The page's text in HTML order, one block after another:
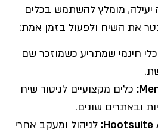
יעילה, מומלץ להשתמש בכלים
את השיח ולפעול בזמן אמת:
כלי חינמי שמתריע כשמוזכר שם
כלים מקצועיים לניטור שיח
ובאתרים שונים.
Hootsuite לניהול ומעקב אחרי